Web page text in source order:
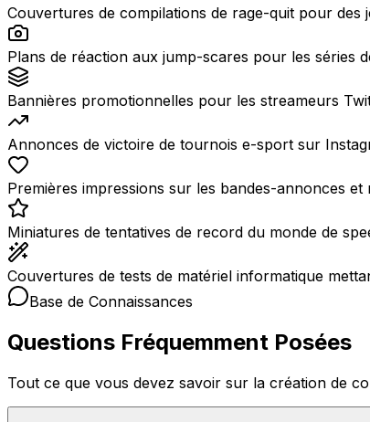
Couvertures de compilations de rage-quit pour des
Plans de réaction aux jump-scares pour les séries
Bannières promotionnelles pour les streameurs
Annonces de victoire de tournois e-sport sur
Premières impressions sur les bandes-annonces
Miniatures de tentatives de record du monde de
Couvertures de tests de matériel informatique
Base de Connaissances
Questions Fréquemment Posées
Tout ce que vous devez savoir sur la création de